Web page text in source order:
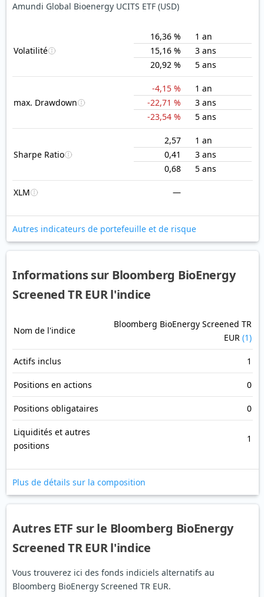
Amundi Global Bioenergy UCITS ETF (USD)
Volatilité
16,36 %
1 an
15,16 %
3 ans
20,92 %
5 ans
max. Drawdown
-4,15 %
1 an
-22,71 %
3 ans
-23,54 %
5 ans
Sharpe Ratio
2,57
1 an
0,41
3 ans
0,68
5 ans
XLM —
Autres indicateurs de portefeuille et de risque
Informations sur Bloomberg BioEnergy
Screened TR EUR l'indice
Nom de l'indice
Bloomberg BioEnergy Screened TR
EUR (1)
Actifs inclus 1
Positions en actions 0
Positions obligataires 0
Liquidités et autres
positions
1
Plus de détails sur la composition
Autres ETF sur le Bloomberg BioEnergy
Screened TR EUR l'indice
Vous trouverez ici des fonds indiciels alternatifs au
Bloomberg BioEnergy Screened TR EUR.